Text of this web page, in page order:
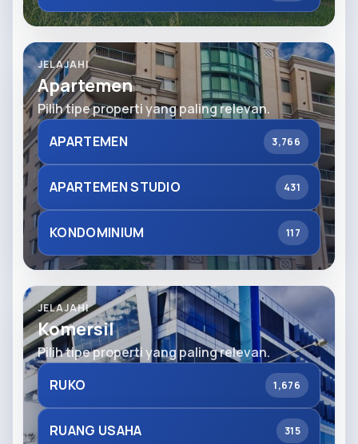
JELAJAHI
Apartemen
Pilih tipe properti yang paling relevan.
APARTEMEN
3,766
APARTEMEN STUDIO 431
KONDOMINIUM 117
JELAJAHI
Komersil
Pilih tipe properti yang paling relevan.
RUKO
1,676
RUANG USAHA 315